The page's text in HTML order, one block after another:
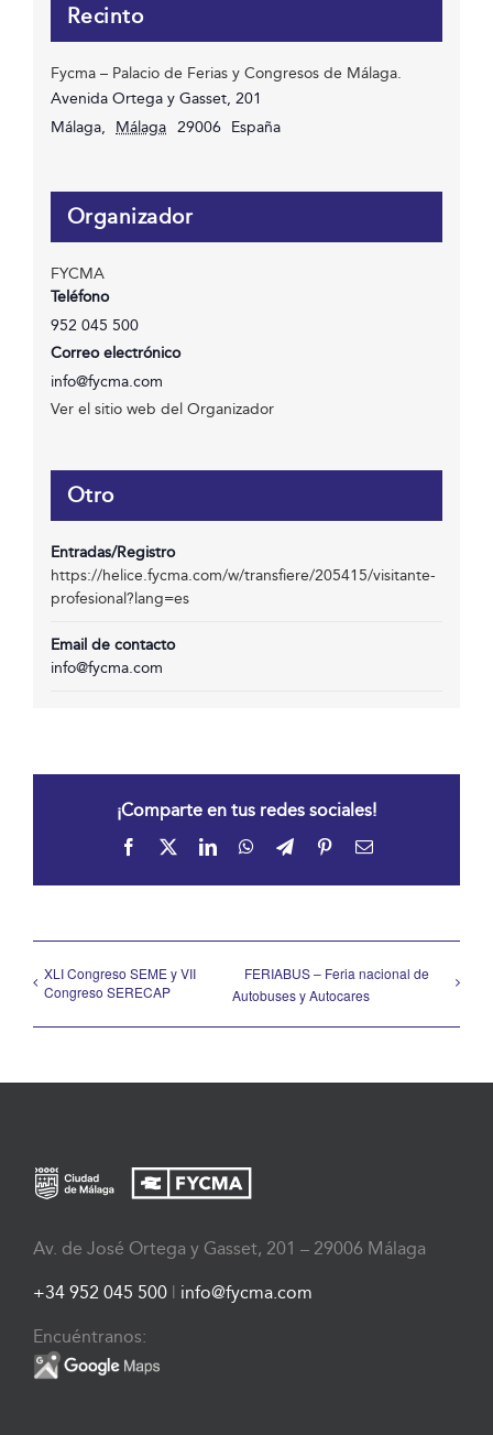
Recinto
Fycma – Palacio de Ferias y Congresos de Málaga.
Avenida Ortega y Gasset, 201
Málaga, Málaga 29006 España
Organizador
FYCMA
Teléfono
952 045 500
Correo electrónico
info@fycma.com
Ver el sitio web del Organizador
Otro
Entradas/Registro
https://helice.fycma.com/w/transfiere/205415/visitante-
profesional?lang=es
Email de contacto
info@fycma.com
¡Comparte en tus redes sociales!
Facebook LinkedInWhatsApp
TelegramPinterestCorreo
XLI Congreso SEME y VII
Congreso SERECAP
FERIABUS – Feria nacional de
Autobuses y Autocares
Av. de José Ortega y Gasset, 201 – 29006 Málaga
+34 952 045 500 info@fycma.com
Encuéntranos: